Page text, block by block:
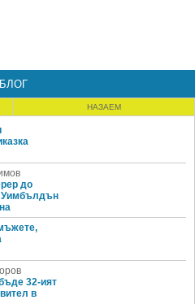
БЛОГ
НАЗАЕМ
до
Уимбълдън
32-ият
в